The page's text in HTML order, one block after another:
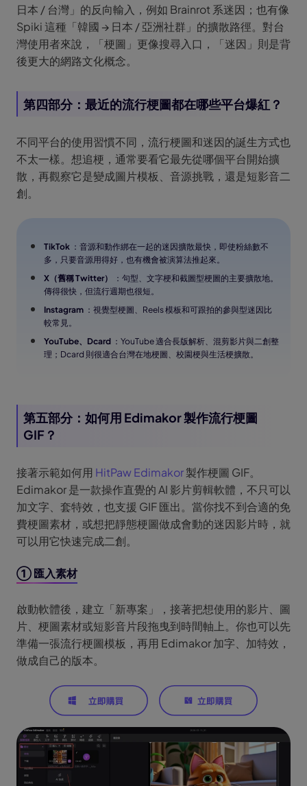
日本 / 台灣」的反向輸入，例如 Brainrot 系迷因；也有像
Spiki 這種「韓國 → 日本 / 亞洲社群」的擴散路徑。對台
灣使用者來說，「梗圖」更像搜尋入口，「迷因」則是背
後更大的網路文化概念。
第四部分：最近的流行梗圖都在哪些平台爆紅？
不同平台的使用習慣不同，流行梗圖和迷因的誕生方式也
不太一樣。想追梗，通常要看它最先從哪個平台開始擴
散，再觀察它是變成圖片模板、音源挑戰，還是短影音二
創。
TikTok ：音源和動作綁在一起的迷因擴散最快，即使粉絲數不
多，只要音源用得好，也有機會被演算法推起來。
X（舊稱 Twitter）
：句型、文字梗和截圖型梗圖的主要擴散地。
傳得很快，但流行週期也很短。
Instagram ：視覺型梗圖、Reels 模板和可跟拍的參與型迷因比
較常見。
YouTube、Dcard ：YouTube 適合長版解析、混剪影片與二創整
理；Dcard 則很適合台灣在地梗圖、校園梗與生活梗擴散。
第五部分：如何用 Edimakor 製作流行梗圖
GIF？
接著示範如何用 HitPaw Edimakor製作梗圖 GIF。
Edimakor 是一款操作直覺的 AI 影片剪輯軟體，不只可以
加文字、套特效，也支援 GIF 匯出。當你找不到合適的免
費梗圖素材，或想把靜態梗圖做成會動的迷因影片時，就
可以用它快速完成二創。
① 匯入素材
啟動軟體後，建立「新專案」，接著把想使用的影片、圖
片、梗圖素材或短影音片段拖曳到時間軸上。你也可以先
準備一張流行梗圖模板，再用 Edimakor 加字、加特效，
做成自己的版本。